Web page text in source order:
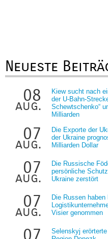
Neueste
08
aug.
Kiew sucht nach
der U-Bahn-
Schewtschenko“
Milliarden
07
aug.
Die Exporte der
der Ukraine
Milliarden Dollar
07
aug.
Die Russische
persönliche
Ukraine zerstört
07
aug.
Die Russen haben
Visier genommen
07
Selenskyj